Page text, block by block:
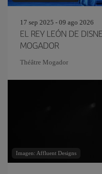
17 sep 2025 - 09 ago 2026
EL REY LEÓN DE
MOGADOR
Théâtre Mogador
Imagen: Affluent Designs